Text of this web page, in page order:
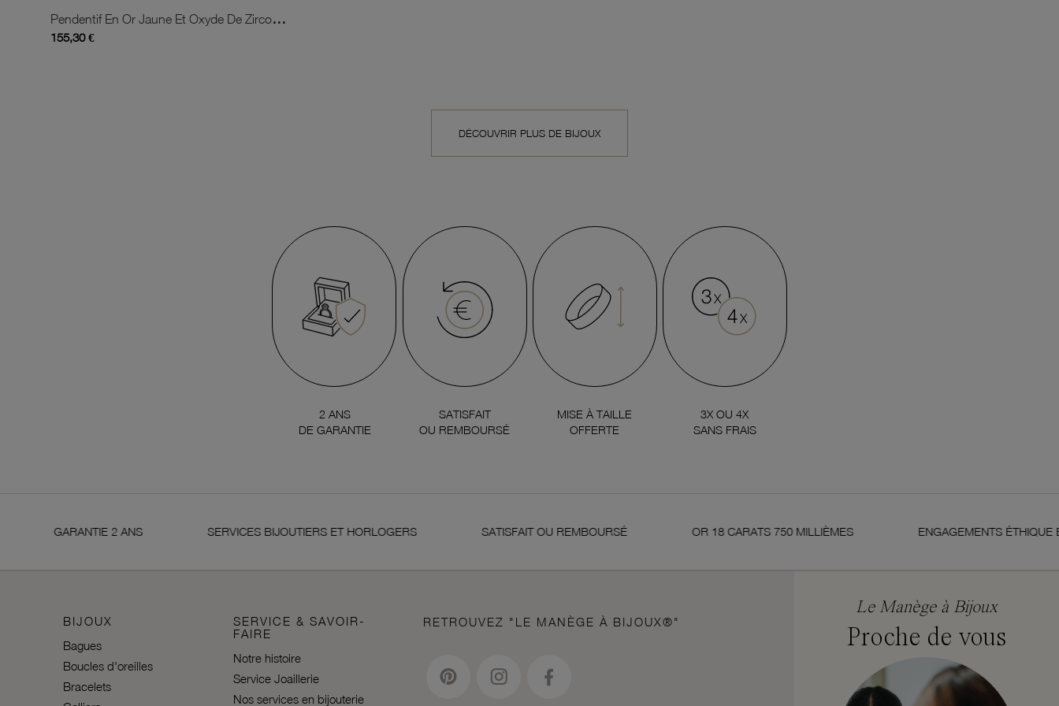
Pendentif En Or Jaune Et Oxyde De Zirconium Rouge
155,30 €
DÉCOUVRIR PLUS DE BIJOUX
2 ANS
DE GARANTIE
SATISFAIT
OU REMBOURSÉ
MISE À TAILLE
OFFERTE
3X OU 4X
SANS FRAIS
GARANTIE 2 ANS SERVICES BIJOUTIERS ET HORLOGERS SATISFAIT OU REMBOURSÉ OR 18 CARATS 750 MILLIÈMES ENGAGEMENTS ÉTHIQUE ET
BIJOUX
Bagues
Boucles d'oreilles
Bracelets
SERVICE & SAVOIR-
FAIRE
Notre histoire
Service Joaillerie
Nos services en bijouterie
RETROUVEZ "LE MANÈGE À BIJOUX®"
Le Manège à Bijoux
Proche de vous